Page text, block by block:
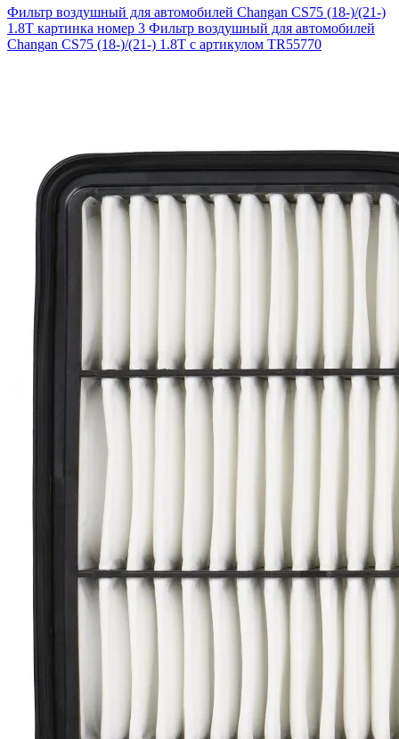
Фильтр воздушный для автомобилей Changan CS75 (18-)/(21-)
1.8T картинка номер 3 Фильтр воздушный для автомобилей
Changan CS75 (18-)/(21-) 1.8T с артикулом TR55770